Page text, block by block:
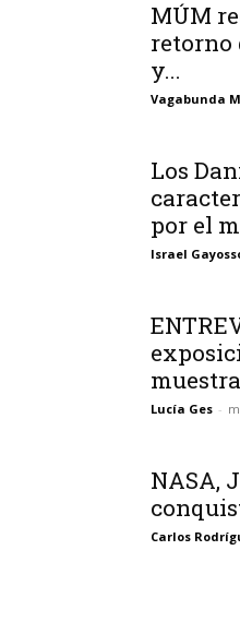
MÚM
retorno
y...
Vagabunda
Los
por el
Israel
Lucía Ges -
NASA,
Carlos